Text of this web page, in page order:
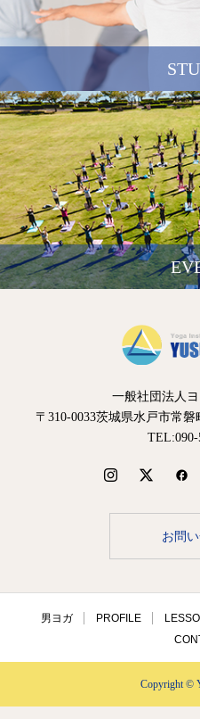
一般社団法人
〒310-0033茨城県水戸市常
TEL:090-
お問
男ヨガ PROFILE
Copyright ©